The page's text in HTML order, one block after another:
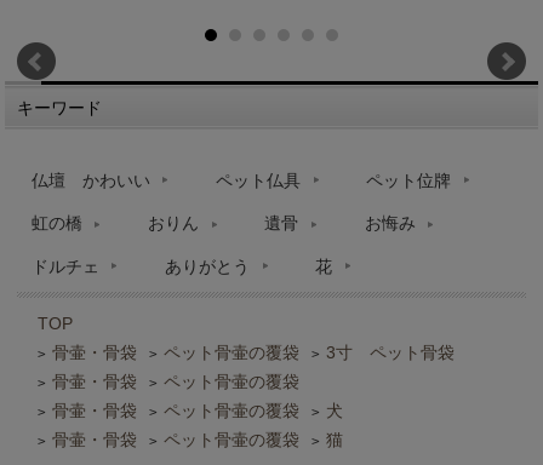
キーワード
仏壇 かわいい ペット仏具 ペット位牌
虹の橋 おりん 遺骨 お悔み
ドルチェ ありがとう 花
TOP
> 骨壷・骨袋 > ペット骨壷の覆袋 > 3寸 ペット骨袋
> 骨壷・骨袋 > ペット骨壷の覆袋
> 骨壷・骨袋 > ペット骨壷の覆袋 > 犬
> 骨壷・骨袋 > ペット骨壷の覆袋 > 猫